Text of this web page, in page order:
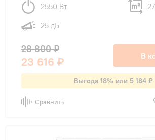
2550 Вт
25 дБ
28 800 ₽
23 616 ₽ В
Выгода 18% или 5 184 ₽
Сравнить